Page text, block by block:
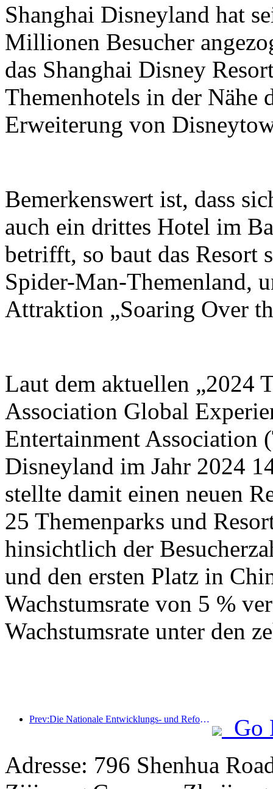
Shanghai Disneyland hat
Millionen Besucher
das Shanghai Disney
Themenhotels in der Nähe
Erweiterung von
Bemerkenswert ist, dass
auch ein drittes Hotel im
betrifft, so baut das Resort
Spider-Man-Themenland,
Attraktion „Soaring Over
Laut dem aktuellen „2024
Association Global
Entertainment Association
Disneyland im Jahr 2024
stellte damit einen neuen
25 Themenparks und
hinsichtlich der
und den ersten Platz in
Wachstumsrate von 5 %
Wachstumsrate unter den
Prev:Die Nationale Entwicklungs- und Reformkommission hat die erste Charge von 49 hochwertigen Outdoor-Sportzielen veröffentlicht
Go
Adresse: 796 Shenhua